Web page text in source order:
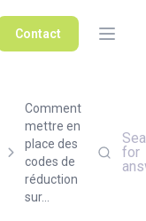
Contact
Comment
mettre en
place des
codes de
réduction
sur...
for